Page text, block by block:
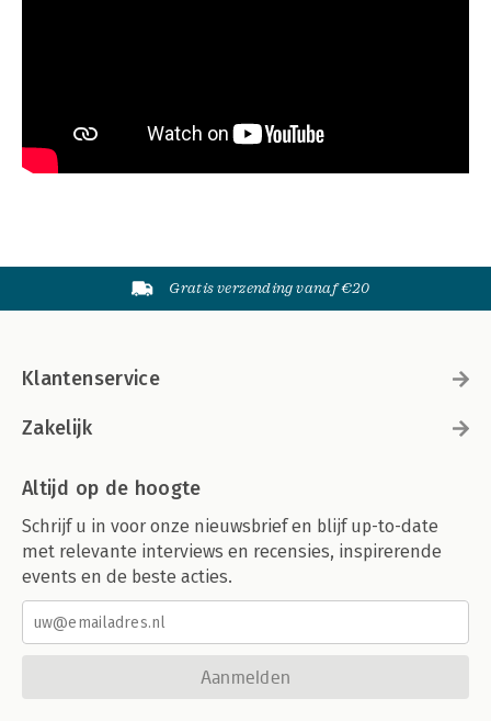
Gratis verzending vanaf €20
Klantenservice
Zakelijk
Altijd op de hoogte
Schrijf u in voor onze nieuwsbrief en blijf up-to-date
met relevante interviews en recensies, inspirerende
events en de beste acties.
Aanmelden